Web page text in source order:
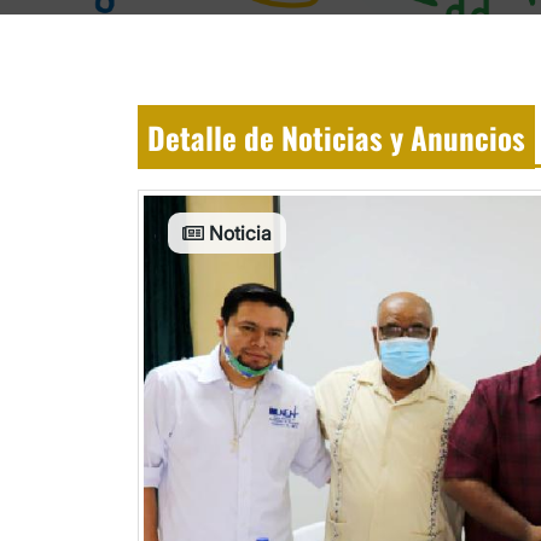
Detalle de Noticias y Anuncios
Noticia